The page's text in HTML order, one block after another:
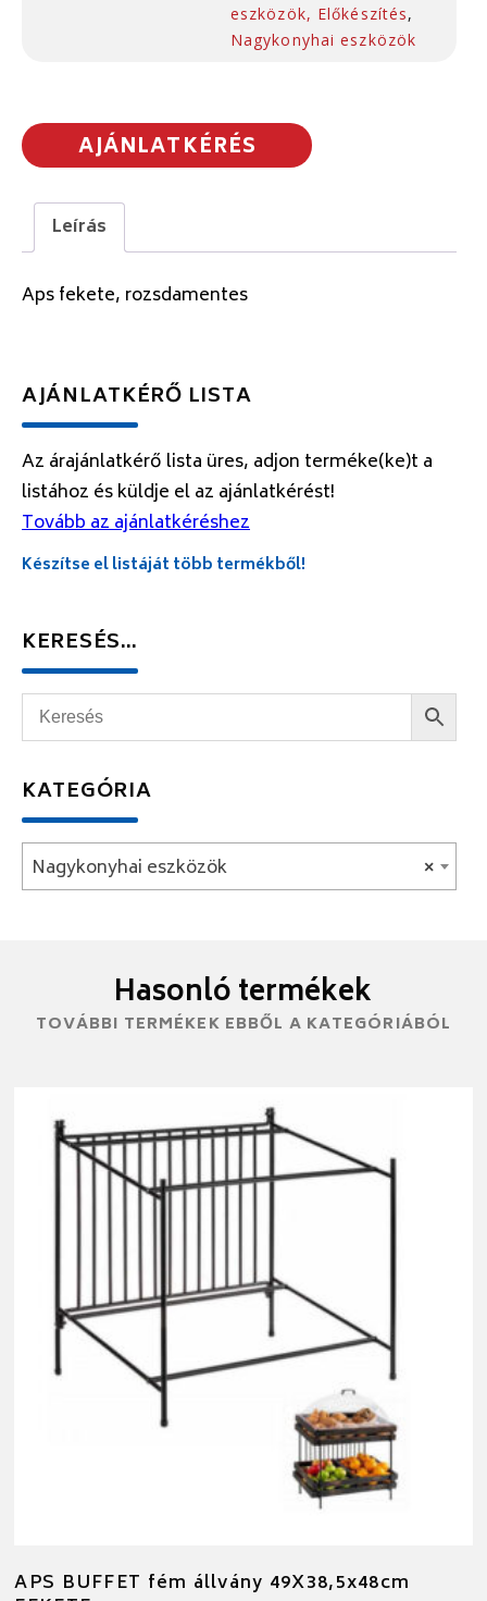
eszközök, Előkészítés,
Nagykonyhai eszközök
AJÁNLATKÉRÉS
Leírás
Aps fekete, rozsdamentes
AJÁNLATKÉRŐ LISTA
Az árajánlatkérő lista üres, adjon terméke(ke)t a
listához és küldje el az ajánlatkérést!
Tovább az ajánlatkéréshez
Készítse el listáját több termékből!
KERESÉS…
KATEGÓRIA
×
Nagykonyhai eszközök
Hasonló termékek
TOVÁBBI TERMÉKEK EBBŐL A KATEGÓRIÁBÓL
APS BUFFET fém állvány 49X38,5x48cm